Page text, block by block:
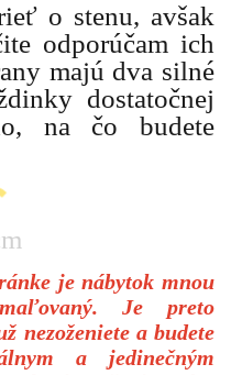
o stenu, avšak
odporúčam ich
majú dva silné
dostatočnej
na čo budete
je nábytok mnou
Je preto
nezoženiete a budete
a jedinečným